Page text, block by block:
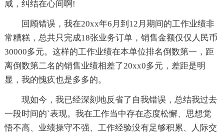
咸，纠结在心间啊!
回顾错误，我在20xx年6月到12月期间的工作业绩非
常糟糕，总共只完成18张业务订单，销售金额仅仅人民币
30000多元。这样的工作业绩在本单位排名倒数第一，距
离倒数第二名的销售业绩相差了20xx0多元，差距是明
显，我的愧疚也是多多的。
现如今，我已经深刻地反省了自我错误，总结我过去
一段时间的`表现。我在工作当中存在态度松懈、思想觉
悟不高、业绩操守不强、工作经验没有足够积累、人际交